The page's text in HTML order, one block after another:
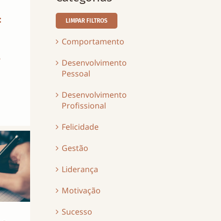
LIMPAR FILTROS
Comportamento
Desenvolvimento
Pessoal
Desenvolvimento
Profissional
Felicidade
Gestão
Liderança
Motivação
Sucesso